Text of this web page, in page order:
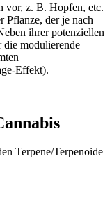
vor, z. B. Hopfen, etc.
Pflanze, der je nach
ihrer potenziellen
modulierende
Effekt).
Terpene/Terpenoide